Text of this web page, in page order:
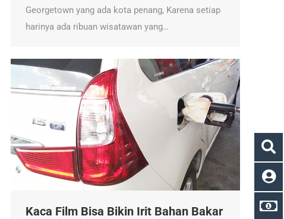
Georgetown yang ada kota penang, Karena setiap
harinya ada ribuan wisatawan yang…
Kaca Film Bisa Bikin Irit Bahan Bakar